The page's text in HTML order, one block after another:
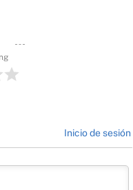
Inicio de sesión